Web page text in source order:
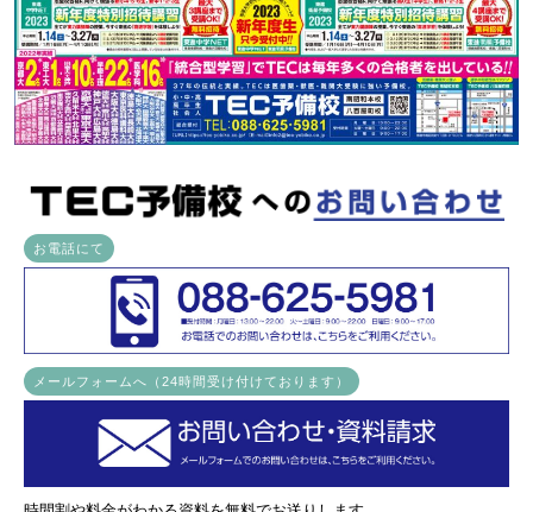
お電話にて
メールフォームへ（24時間受け付けております）